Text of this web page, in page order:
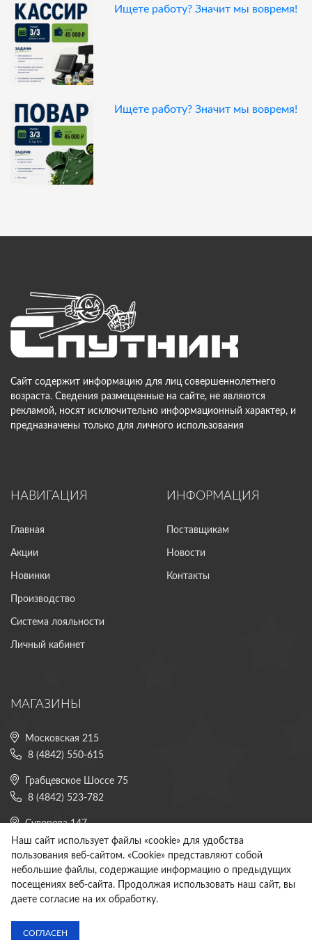
Ищете работу? Значит мы вовремя!
Ищете работу? Значит мы вовремя!
Сайт содержит информацию для лиц совершеннолетнего
возраста. Сведения размещенные на сайте, не являются
рекламой, носят исключительно информационный характер, и
предназначены только для личного использования
НАВИГАЦИЯ
Главная
Акции
Новинки
Производство
Система лояльности
Личный кабинет
ИНФОРМАЦИЯ
Поставщикам
Новости
Контакты
МАГАЗИНЫ
Московская 215
8 (4842) 550-615
Грабцевское Шоссе 75
8 (4842) 523-782
Суворова 147
8 (4842) 225-882
Все магазины
Политика конфиденциальности
Наш сайт использует файлы «cookie» для удобства
пользования веб-сайтом. «Cookie» представляют собой
небольшие файлы, содержащие информацию о предыдущих
посещениях веб-сайта. Продолжая использовать наш сайт, вы
даете согласие на их обработку.
СОГЛАСЕН